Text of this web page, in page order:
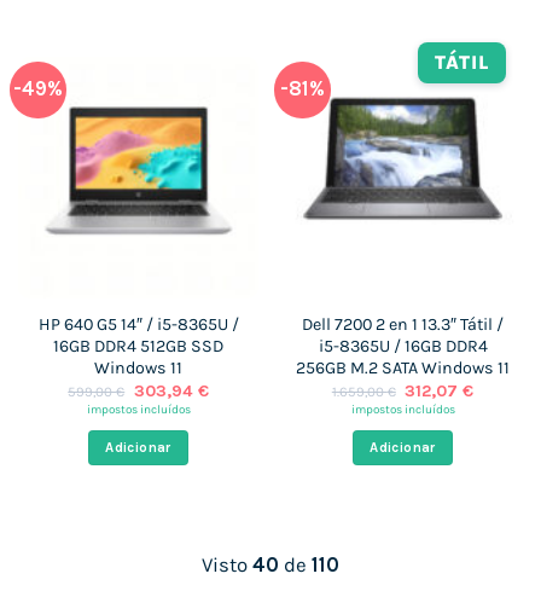
-49%
HP 640 G5 14″ / i5-8365U /
16GB DDR4 512GB SSD
Windows 11
599,00€ O
preço
era:
599,00 €.
303,94 €O
impostos incluídos
Adicionar
-81%
TÁTIL
Dell 7200 2 en 1 13.3″ Tátil /
i5-8365U / 16GB DDR4
256GB M.2 SATA Windows 11
1.659,00€ O
preço
era:
1.659,00 €.
312,07€O
impostos incluídos
Adicionar
Visto 40 de 110